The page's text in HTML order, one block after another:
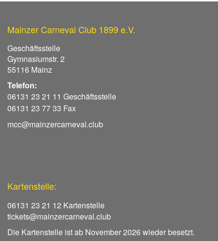
Mainzer Carneval Club 1899 e.V.
Geschäftsstelle
Gymnasiumstr. 2
55116 Mainz
Telefon:
06131 23 21 11 Geschäftsstelle
06131 23 77 33 Fax
mcc@mainzercarneval.club
Kartenstelle:
06131 23 21 12 Kartenstelle
tickets@mainzercarneval.club
Die Kartenstelle ist ab November 2026 wieder besetzt.